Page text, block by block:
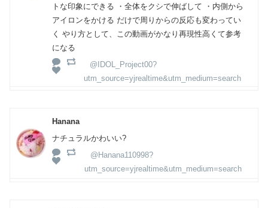
トな印象にできる ・全体をクシで伸ばして ・内側から
アイロンをかける だけで周りからの反応も変わってい
く やり方として、この動画がかなり再現性高くて参考
になる
@IDOL_Project00?
utm_source=yjrealtime&utm_medium=search
Hanana
ナチュラルかわいい?
@Hanana110998?
utm_source=yjrealtime&utm_medium=search